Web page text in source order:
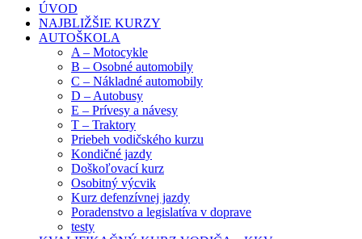
ÚVOD
NAJBLIŽŠIE KURZY
AUTOŠKOLA
A – Motocykle
B – Osobné automobily
C – Nákladné automobily
D – Autobusy
E – Prívesy a návesy
T – Traktory
Priebeh vodičského kurzu
Kondičné jazdy
Doškoľovací kurz
Osobitný výcvik
Kurz defenzívnej jazdy
Poradenstvo a legislatíva v doprave
testy